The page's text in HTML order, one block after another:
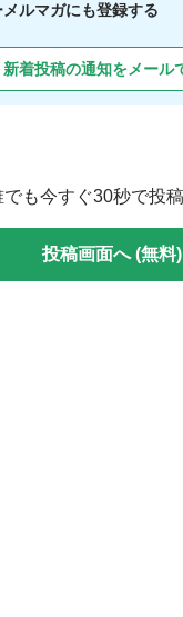
ルマガにも登録する
新着投稿の通知をメール
でも今すぐ30秒で投
投稿画面へ (無料)